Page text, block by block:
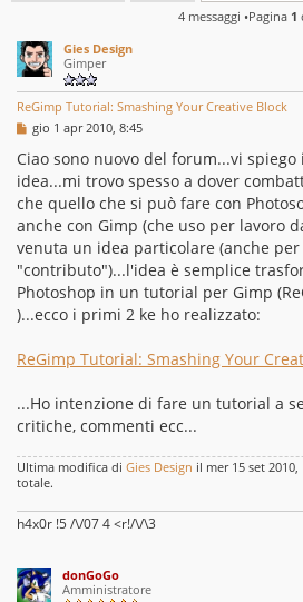
4 messaggi •Pagina 1
Gies Design
Gimper
ReGimp Tutorial: Smashing Your Creative Block
M
e
s
s
a
g
g
i
o
gio 1 apr 2010, 8:45
Ciao sono nuovo del forum...vi
idea...mi trovo spesso a dover
che quello che si può fare con
anche con Gimp (che uso per lavoro
venuta un idea particolare (anche
"contributo")...l'idea è semplice
Photoshop in un tutorial per Gimp
)...ecco i primi 2 ke ho realizzato:
ReGimp Tutorial: Smashing Your
...Ho intenzione di fare un tutorial a
critiche, commenti ecc...
Ultima modifica di Gies Design il mer 15 set
totale.
h4x0r !5 /\/07 4 <r!/\/\3
donGoGo
Amministratore